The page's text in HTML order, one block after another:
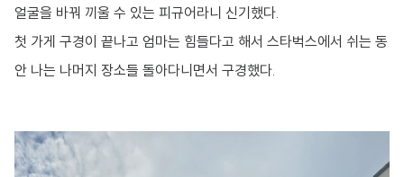
얼굴을 바꿔 끼울 수 있는 피규어라니 신기했다.
첫 가게 구경이 끝나고 엄마는 힘들다고 해서 스타벅스에서 쉬는 동
안 나는 나머지 장소들 돌아다니면서 구경했다.